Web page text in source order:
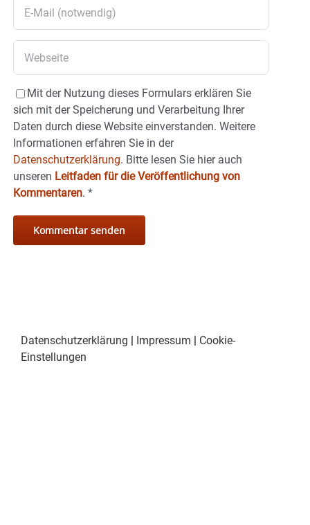
Mit der Nutzung dieses Formulars erklären Sie
sich mit der Speicherung und Verarbeitung Ihrer
Daten durch diese Website einverstanden. Weitere
Informationen erfahren Sie in der
Datenschutzerklärung. Bitte lesen Sie hier auch
unseren Leitfaden für die Veröffentlichung von
Kommentaren. *
Datenschutzerklärung Impressum
Cookie-
Einstellungen